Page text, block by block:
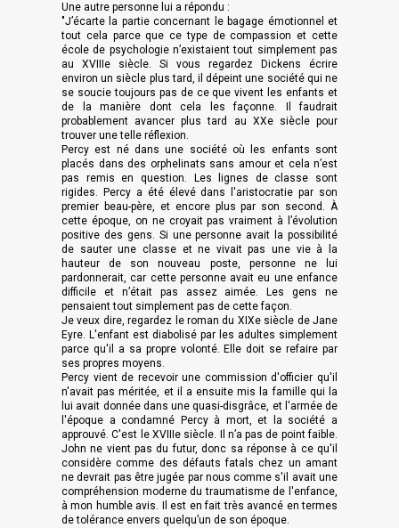
Une autre personne lui a répondu :
"J’écarte la partie concernant le bagage émotionnel et
tout cela parce que ce type de compassion et cette
école de psychologie n’existaient tout simplement pas
au XVIIIe siècle. Si vous regardez Dickens écrire
environ un siècle plus tard, il dépeint une société qui ne
se soucie toujours pas de ce que vivent les enfants et
de la manière dont cela les façonne. Il faudrait
probablement avancer plus tard au XXe siècle pour
trouver une telle réflexion.
Percy est né dans une société où les enfants sont
placés dans des orphelinats sans amour et cela n’est
pas remis en question. Les lignes de classe sont
rigides. Percy a été élevé dans l'aristocratie par son
premier beau-père, et encore plus par son second. À
cette époque, on ne croyait pas vraiment à l’évolution
positive des gens. Si une personne avait la possibilité
de sauter une classe et ne vivait pas une vie à la
hauteur de son nouveau poste, personne ne lui
pardonnerait, car cette personne avait eu une enfance
difficile et n’était pas assez aimée. Les gens ne
pensaient tout simplement pas de cette façon.
Je veux dire, regardez le roman du XIXe siècle de Jane
Eyre. L'enfant est diabolisé par les adultes simplement
parce qu'il a sa propre volonté. Elle doit se refaire par
ses propres moyens.
Percy vient de recevoir une commission d'officier qu'il
n'avait pas méritée, et il a ensuite mis la famille qui la
lui avait donnée dans une quasi-disgrâce, et l'armée de
l'époque a condamné Percy à mort, et la société a
approuvé. C'est le XVIIIe siècle. Il n’a pas de point faible.
John ne vient pas du futur, donc sa réponse à ce qu'il
considère comme des défauts fatals chez un amant
ne devrait pas être jugée par nous comme s'il avait une
compréhension moderne du traumatisme de l'enfance,
à mon humble avis. Il est en fait très avancé en termes
de tolérance envers quelqu’un de son époque.